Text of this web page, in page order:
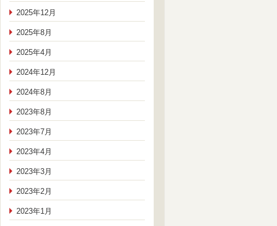
2025年12月
2025年8月
2025年4月
2024年12月
2024年8月
2023年8月
2023年7月
2023年4月
2023年3月
2023年2月
2023年1月